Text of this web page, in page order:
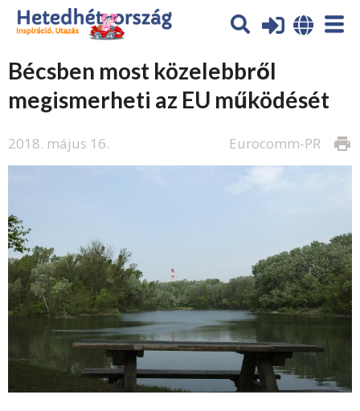
Bécsben most közelebbről
megismerheti az EU működését
2018. május 16. print
Eurocomm-PR